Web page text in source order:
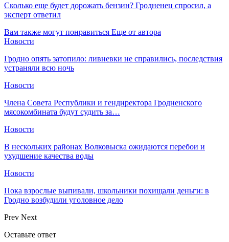
Сколько еще будет дорожать бензин? Гродненец спросил, а
эксперт ответил
Вам также могут понравиться Еще от автора
Новости
Гродно опять затопило: ливневки не справились, последствия
устраняли всю ночь
Новости
Члена Совета Республики и гендиректора Гродненского
мясокомбината будут судить за…
Новости
В нескольких районах Волковыска ожидаются перебои и
ухудшение качества воды
Новости
Пока взрослые выпивали, школьники похищали деньги: в
Гродно возбудили уголовное дело
Prev Next
Оставьте ответ